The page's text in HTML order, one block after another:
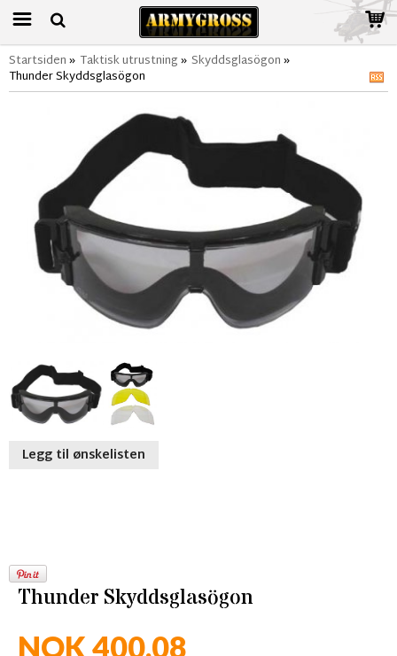
Startsiden» Taktisk utrustning» Skyddsglasögon»
Thunder Skyddsglasögon
Legg til ønskelisten
Thunder Skyddsglasögon
NOK 400,08